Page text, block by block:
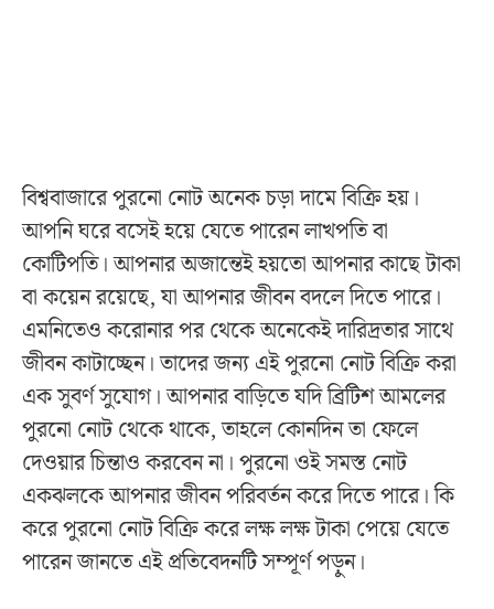
বিশ্ববাজারে পুরনো নোট অনেক চড়া দামে বিক্রি হয়।
আপনি ঘরে বসেই হয়ে যেতে পারেন লাখপতি বা
কোটিপতি। আপনার অজান্তেই হয়তো আপনার কাছে টাকা
বা কয়েন রয়েছে, যা আপনার জীবন বদলে দিতে পারে।
এমনিতেও করোনার পর থেকে অনেকেই দারিদ্রতার সাথে
জীবন কাটাচ্ছেন। তাদের জন্য এই পুরনো নোট বিক্রি করা
এক সুবর্ণ সুযোগ। আপনার বাড়িতে যদি ব্রিটিশ আমলের
পুরনো নোট থেকে থাকে, তাহলে কোনদিন তা ফেলে
দেওয়ার চিন্তাও করবেন না। পুরনো ওই সমস্ত নোট
একঝলকে আপনার জীবন পরিবর্তন করে দিতে পারে। কি
করে পুরনো নোট বিক্রি করে লক্ষ লক্ষ টাকা পেয়ে যেতে
পারেন জানতে এই প্রতিবেদনটি সম্পূর্ণ পড়ুন।